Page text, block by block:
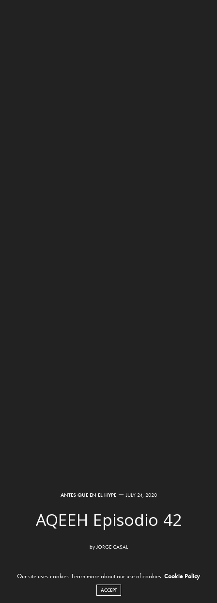
ANTES QUE EN EL HYPE JULY 24, 2020
AQEEH Episodio 42
by JORGE CASAL
Our site uses cookies. Learn more about our use of cookies: Cookie Policy
ACCEPT